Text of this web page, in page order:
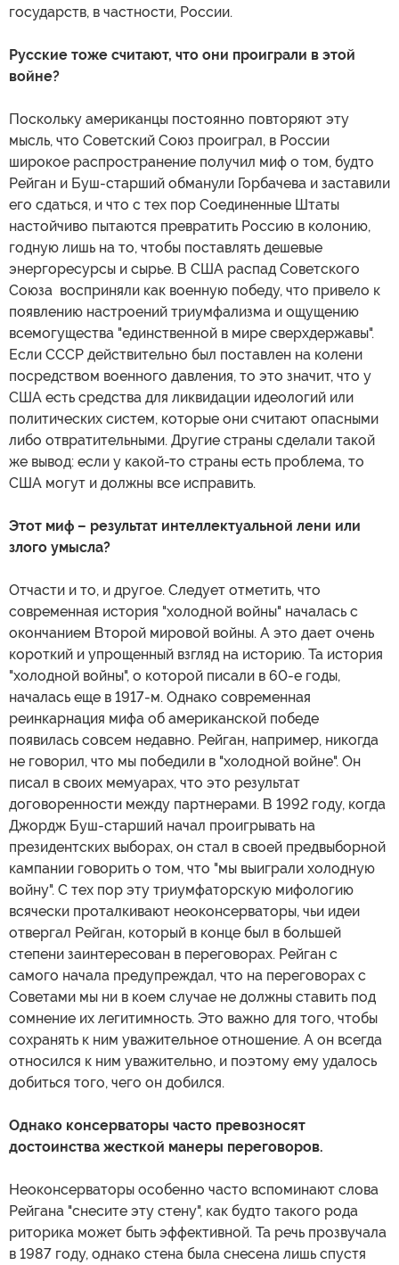
государств, в частности, России.
Русские тоже считают, что они проиграли в этой
войне?
Поскольку американцы постоянно повторяют эту
мысль, что Советский Союз проиграл, в России
широкое распространение получил миф о том, будто
Рейган и Буш-старший обманули Горбачева и заставили
его сдаться, и что с тех пор Соединенные Штаты
настойчиво пытаются превратить Россию в колонию,
годную лишь на то, чтобы поставлять дешевые
энергоресурсы и сырье. В США распад Советского
Союза восприняли как военную победу, что привело к
появлению настроений триумфализма и ощущению
всемогущества "единственной в мире сверхдержавы".
Если СССР действительно был поставлен на колени
посредством военного давления, то это значит, что у
США есть средства для ликвидации идеологий или
политических систем, которые они считают опасными
либо отвратительными. Другие страны сделали такой
же вывод: если у какой-то страны есть проблема, то
США могут и должны все исправить.
Этот миф – результат интеллектуальной лени или
злого умысла?
Отчасти и то, и другое. Следует отметить, что
современная история "холодной войны" началась с
окончанием Второй мировой войны. А это дает очень
короткий и упрощенный взгляд на историю. Та история
"холодной войны", о которой писали в 60-е годы,
началась еще в 1917-м. Однако современная
реинкарнация мифа об американской победе
появилась совсем недавно. Рейган, например, никогда
не говорил, что мы победили в "холодной войне". Он
писал в своих мемуарах, что это результат
договоренности между партнерами. В 1992 году, когда
Джордж Буш-старший начал проигрывать на
президентских выборах, он стал в своей предвыборной
кампании говорить о том, что "мы выиграли холодную
войну". С тех пор эту триумфаторскую мифологию
всячески проталкивают неоконсерваторы, чьи идеи
отвергал Рейган, который в конце был в большей
степени заинтересован в переговорах. Рейган с
самого начала предупреждал, что на переговорах с
Советами мы ни в коем случае не должны ставить под
сомнение их легитимность. Это важно для того, чтобы
сохранять к ним уважительное отношение. А он всегда
относился к ним уважительно, и поэтому ему удалось
добиться того, чего он добился.
Однако консерваторы часто превозносят
достоинства жесткой манеры переговоров.
Неоконсерваторы особенно часто вспоминают слова
Рейгана "снесите эту стену", как будто такого рода
риторика может быть эффективной. Та речь прозвучала
в 1987 году, однако стена была снесена лишь спустя